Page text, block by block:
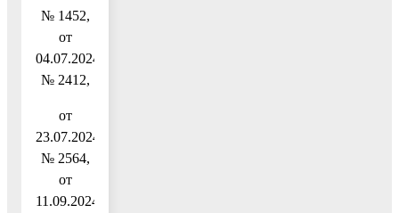
№ 1452,
от
04.07.2024
№ 2412,
от
23.07.2024
№ 2564,
от
11.09.2024